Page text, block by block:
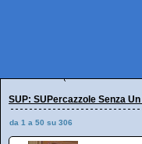
SUP: SUPercazzole Senza
da 1 a 50 su 306